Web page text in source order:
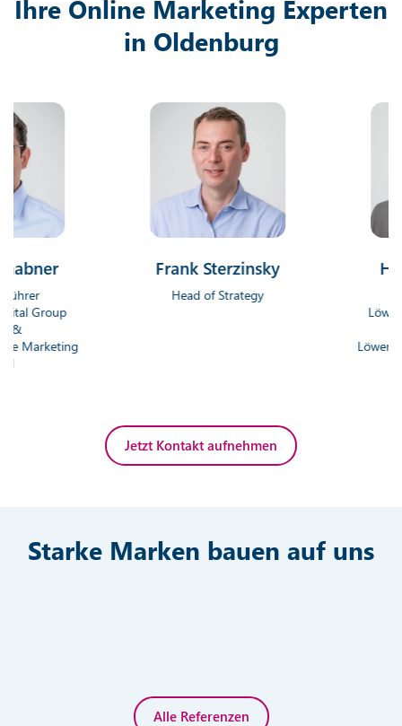
Ihre Online Marketing Experten
in Oldenburg
Frank Sterzinsky
Head of Strategy
Löwenstark
Löwenstark
Jetzt Kontakt aufnehmen
Starke Marken bauen auf uns
Alle Referenzen